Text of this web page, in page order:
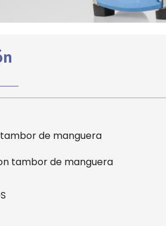
tambor de manguera
tambor de manguera